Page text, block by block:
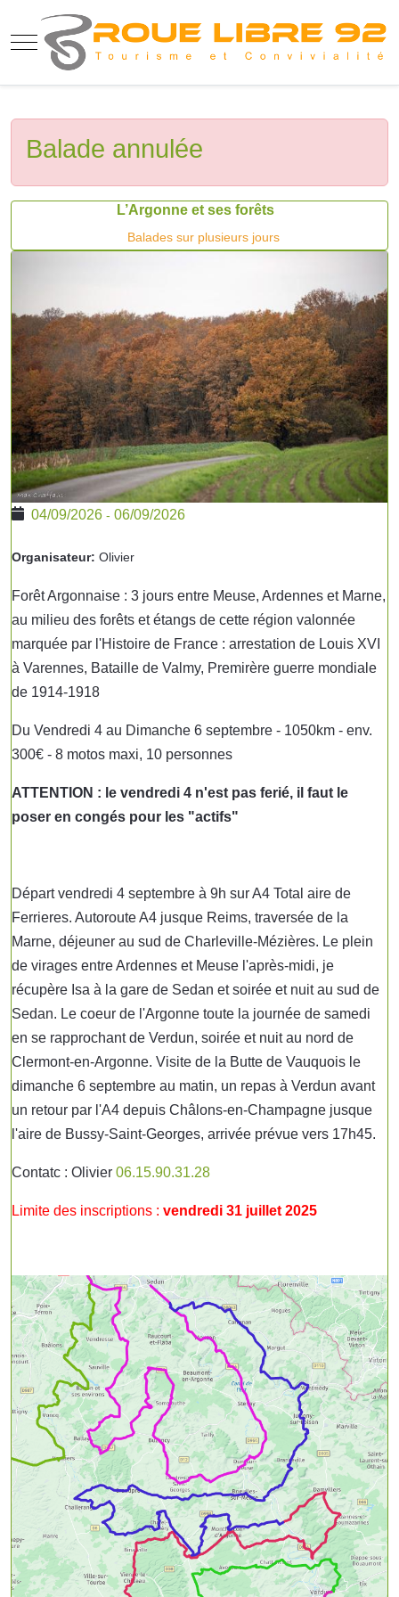
Mobile Menu Toggle
Balade annulée
L’Argonne et ses forêts
Balades sur plusieurs jours
04/09/2026 - 06/09/2026
Organisateur: Olivier
Forêt Argonnaise : 3 jours entre Meuse, Ardennes et Marne,
au milieu des forêts et étangs de cette région valonnée
marquée par l'Histoire de France : arrestation de Louis XVI
à Varennes, Bataille de Valmy, Premirère guerre mondiale
de 1914-1918
Du Vendredi 4 au Dimanche 6 septembre - 1050km - env.
300€ - 8 motos maxi, 10 personnes
ATTENTION : le vendredi 4 n'est pas ferié, il faut le
poser en congés pour les "actifs"
Départ vendredi 4 septembre à 9h sur A4 Total aire de
Ferrieres. Autoroute A4 jusque Reims, traversée de la
Marne, déjeuner au sud de Charleville-Mézières. Le plein
de virages entre Ardennes et Meuse l'après-midi, je
récupère Isa à la gare de Sedan et soirée et nuit au sud de
Sedan. Le coeur de l'Argonne toute la journée de samedi
en se rapprochant de Verdun, soirée et nuit au nord de
Clermont-en-Argonne. Visite de la Butte de Vauquois le
dimanche 6 septembre au matin, un repas à Verdun avant
un retour par l'A4 depuis Châlons-en-Champagne jusque
l'aire de Bussy-Saint-Georges, arrivée prévue vers 17h45.
Contatc : Olivier 06.15.90.31.28
Limite des inscriptions : vendredi 31 juillet 2025